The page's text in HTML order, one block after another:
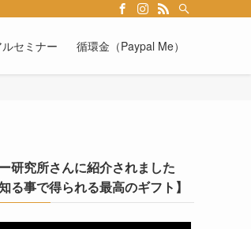
ルセミナー 循環金（Paypal Me）
研究所さんに紹介されました
知る事で得られる最高のギフト】